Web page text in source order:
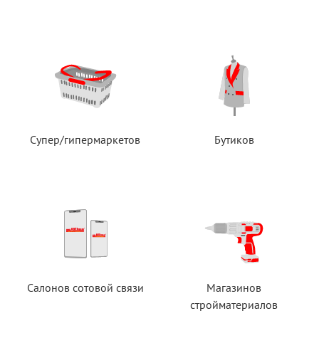
Супер/гипермаркетов Бутиков
Салонов сотовой связи
Магазинов
стройматериалов